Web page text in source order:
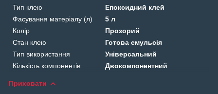
Тип клею
Епоксидний клей
Фасування матеріалу (л)
5 л
Колір
Прозорий
Стан клею
Готова емульсія
Тип використання
Універсальний
Кількість компонентів
Двокомпонентний
Приховати